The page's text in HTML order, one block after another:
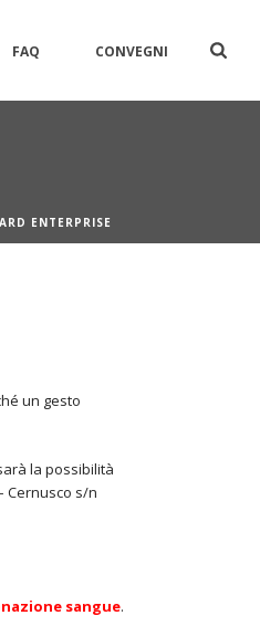
FAQ CONVEGNI
ENTERPRISE
un gesto
la possibilità
Cernusco s/n
sangue.